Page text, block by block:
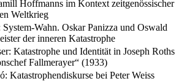
Hoffmanns im Kontext zeitgenössischer
Weltkrieg
System-Wahn. Oskar Panizza und Oswald
der inneren Katastrophe
Katastrophe und Identität in Joseph Roths
Fallmerayer“ (1933)
Katastrophendiskurse bei Peter Weiss